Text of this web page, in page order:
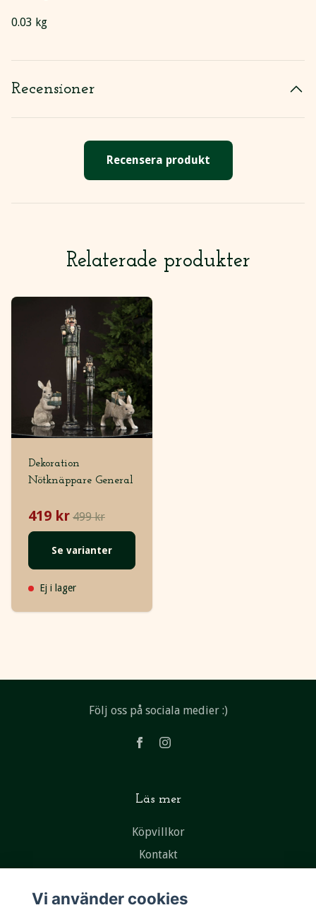
0.03 kg
Recensioner
Recensera produkt
Relaterade produkter
Dekoration
Nötknäppare General
419 kr 499 kr
Se varianter
Ej i lager
Följ oss på sociala medier :)
Läs mer
Köpvillkor
Kontakt
Vi använder cookies